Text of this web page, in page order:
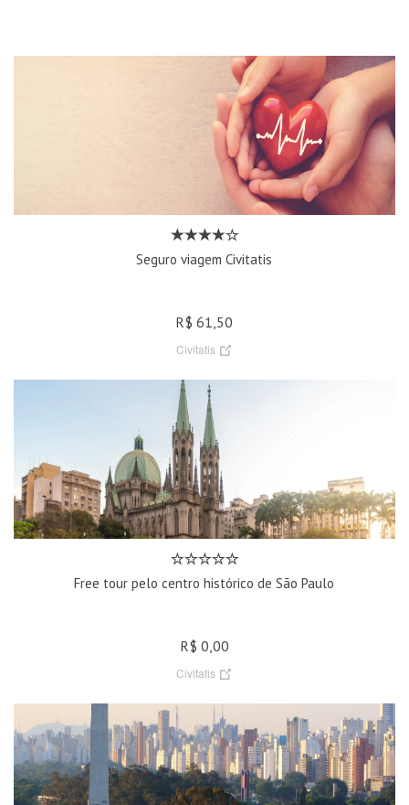
Seguro viagem Civitatis
R$ 61,50
Civitatis
Free tour pelo centro histórico de São Paulo
R$ 0,00
Civitatis